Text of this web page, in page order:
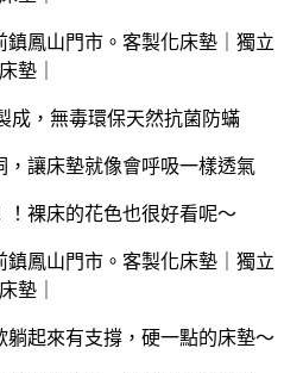
成，無毒環保天然抗菌防蟎
讓床墊就像會呼吸一樣透氣
！裸床的花色也很好看呢～
起來有支撐，硬一點的床墊～